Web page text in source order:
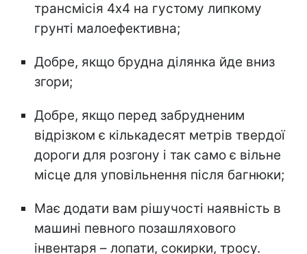
трансмісія 4х4 на густому липкому
грунті малоефективна;
Добре, якщо брудна ділянка йде вниз
згори;
Добре, якщо перед забрудненим
відрізком є кількадесят метрів твердої
дороги для розгону і так само є вільне
місце для уповільнення після багнюки;
Має додати вам рішучості наявність в
машині певного позашляхового
інвентаря – лопати, сокирки, тросу.